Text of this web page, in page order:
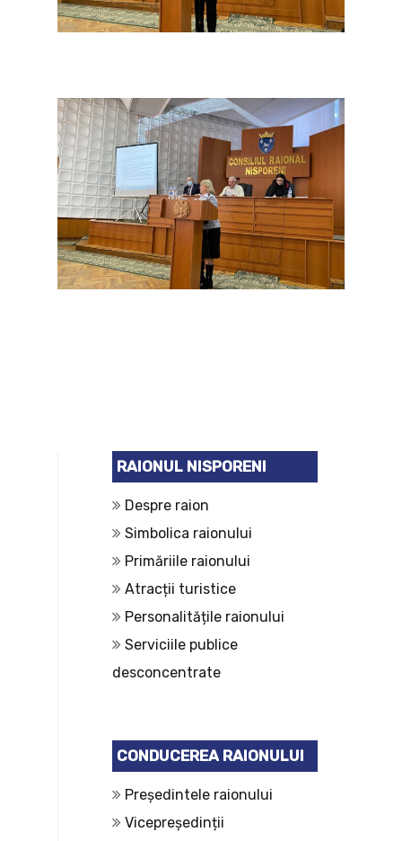
RAIONUL NISPORENI
Despre raion
Simbolica raionului
Primăriile raionului
Atracții turistice
Personalitățile raionului
Serviciile publice
desconcentrate
CONDUCEREA RAIONULUI
Președintele raionului
Vicepreședinții